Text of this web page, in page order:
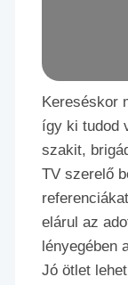
Kereséskor
így ki tudod
szakit,
TV szerelő
elárul az
lényegében
Jó ötlet